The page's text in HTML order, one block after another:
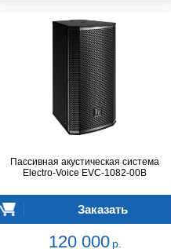
Пассивная акустическая система
Electro-Voice EVC-1082-00B
Заказать
120 000 р.